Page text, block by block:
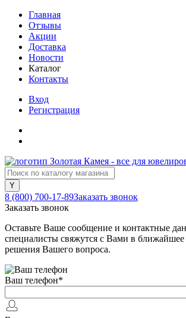
Главная
Отзывы
Акции
Доставка
Новости
Каталог
Контакты
Вход
Регистрация
8 (800) 700-17-89Заказать звонок
Заказать звонок
Оставьте Ваше сообщение и контактные
специалисты свяжутся с Вами в ближайшее
решения Вашего вопроса.
Ваш телефон*